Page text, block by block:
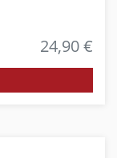
24,90 €